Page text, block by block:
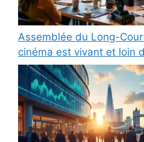
Assemblée du Long-
cinéma est vivant et loin